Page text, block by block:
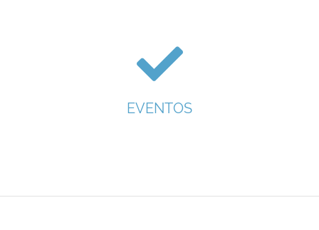
EVENTOS